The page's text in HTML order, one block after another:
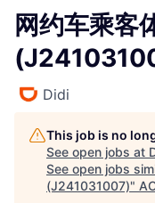
网约车乘客
Didi
This job is no
See open jobs at
See open jobs
(J241031007)"